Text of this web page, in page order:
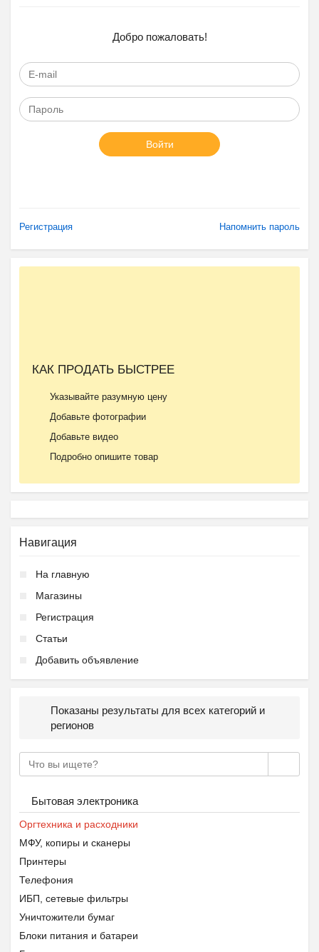
Добро пожаловать!
Войти
Регистрация Напомнить пароль
КАК ПРОДАТЬ БЫСТРЕЕ
Указывайте разумную цену
Добавьте фотографии
Добавьте видео
Подробно опишите товар
Навигация
На главную
Магазины
Регистрация
Статьи
Добавить объявление
Показаны результаты для всех категорий и
регионов
Бытовая электроника
Оргтехника и расходники
МФУ, копиры и сканеры
Принтеры
Телефония
ИБП, сетевые фильтры
Уничтожители бумаг
Блоки питания и батареи